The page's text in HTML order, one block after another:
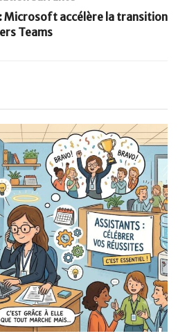
Microsoft accélère la transition
Teams